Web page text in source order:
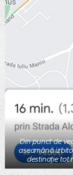
Din punct de
aseamănă
destinație tot